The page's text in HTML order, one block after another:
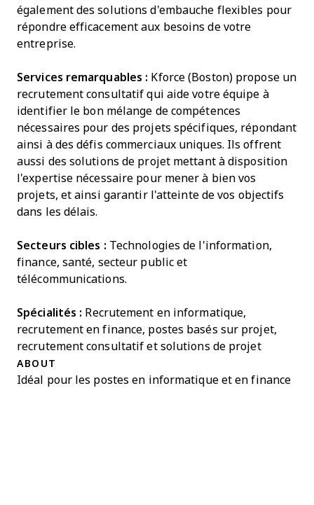
également des solutions d'embauche flexibles pour
répondre efficacement aux besoins de votre
entreprise.
Services remarquables : Kforce (Boston) propose un
recrutement consultatif qui aide votre équipe à
identifier le bon mélange de compétences
nécessaires pour des projets spécifiques, répondant
ainsi à des défis commerciaux uniques. Ils offrent
aussi des solutions de projet mettant à disposition
l'expertise nécessaire pour mener à bien vos
projets, et ainsi garantir l'atteinte de vos objectifs
dans les délais.
Secteurs cibles : Technologies de l'information,
finance, santé, secteur public et
télécommunications.
Spécialités : Recrutement en informatique,
recrutement en finance, postes basés sur projet,
recrutement consultatif et solutions de projet
ABOUT
Idéal pour les postes en informatique et en finance